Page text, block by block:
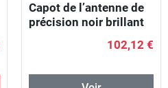
Capot de l’antenne de
précision noir brillant
102,12 €